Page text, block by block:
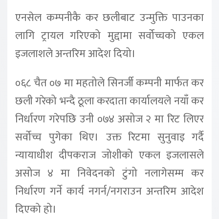
एनसेल कम्पनीकै कर छलीबाट उन्मुक्ति पाउनका
लागि ट्रायल गरिएको मुद्दामा सर्वोच्चको एकल
इजलाशले अन्तरिम आदेश दियो।
०६८ चैत ०७ मा महतोले सिनर्जी कम्पनी मार्फत कर
छली गरेको भन्दै ठूला करदाता कार्यालयले नयाँ कर
निर्धारण गरेपछि उनी ०७४ असोज २ मा रिट लिएर
सर्वोच्च पुगेका थिए। उक्त रिटमा सुनुवाइ गर्दै
न्यायाधीश दीपकराज जोशीको एकल इजलासले
असोज ४ मा निवेदनको टुंगो नलागेसम्म कर
निर्धारण गर्ने कार्य नगर्न/नगराउन अन्तरिम आदेश
दिएको हो।